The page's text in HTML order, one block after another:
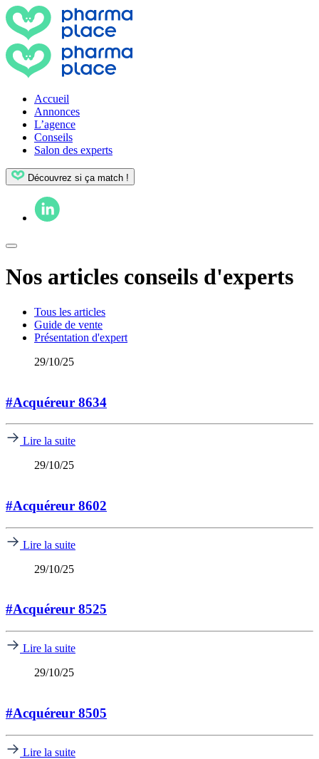
Accueil
Annonces
L’agence
Conseils
Salon des experts
Découvrez si ça match !
Nos articles conseils d'experts
Tous les articles
Guide de vente
Présentation d'expert
29/10/25
#Acquéreur 8634
Lire la suite
29/10/25
#Acquéreur 8602
Lire la suite
29/10/25
#Acquéreur 8525
Lire la suite
29/10/25
#Acquéreur 8505
Lire la suite